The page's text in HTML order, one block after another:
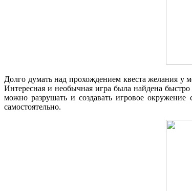
Долго думать над прохождением квеста желания у
Интересная и необычная игра была найдена
можно разрушать и создавать игровое
самостоятельно.